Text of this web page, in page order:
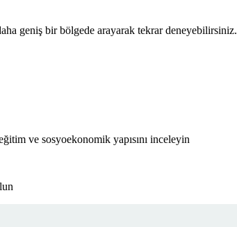
geniş bir bölgede arayarak tekrar deneyebilirsiniz.
ve sosyoekonomik yapısını inceleyin